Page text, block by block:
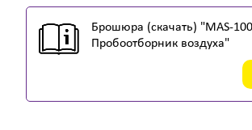
Брошюра (скачать) "MAS-100
Пробоотборник воздуха"